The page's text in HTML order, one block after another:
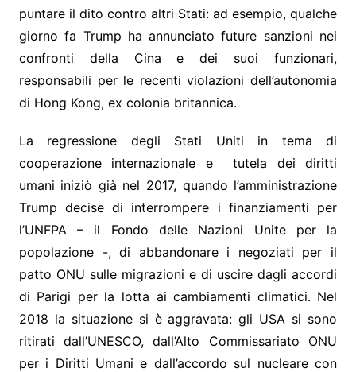
puntare il dito contro altri Stati: ad esempio, qualche
giorno fa Trump ha annunciato future sanzioni nei
confronti della Cina e dei suoi funzionari,
responsabili per le recenti violazioni dell’autonomia
di Hong Kong, ex colonia britannica.
La regressione degli Stati Uniti in tema di
cooperazione internazionale e tutela dei diritti
umani iniziò già nel 2017, quando l’amministrazione
Trump decise di interrompere i finanziamenti per
l’UNFPA – il Fondo delle Nazioni Unite per la
popolazione -, di abbandonare i negoziati per il
patto ONU sulle migrazioni e di uscire dagli accordi
di Parigi per la lotta ai cambiamenti climatici. Nel
2018 la situazione si è aggravata: gli USA si sono
ritirati dall’UNESCO, dall’Alto Commissariato ONU
per i Diritti Umani e dall’accordo sul nucleare con